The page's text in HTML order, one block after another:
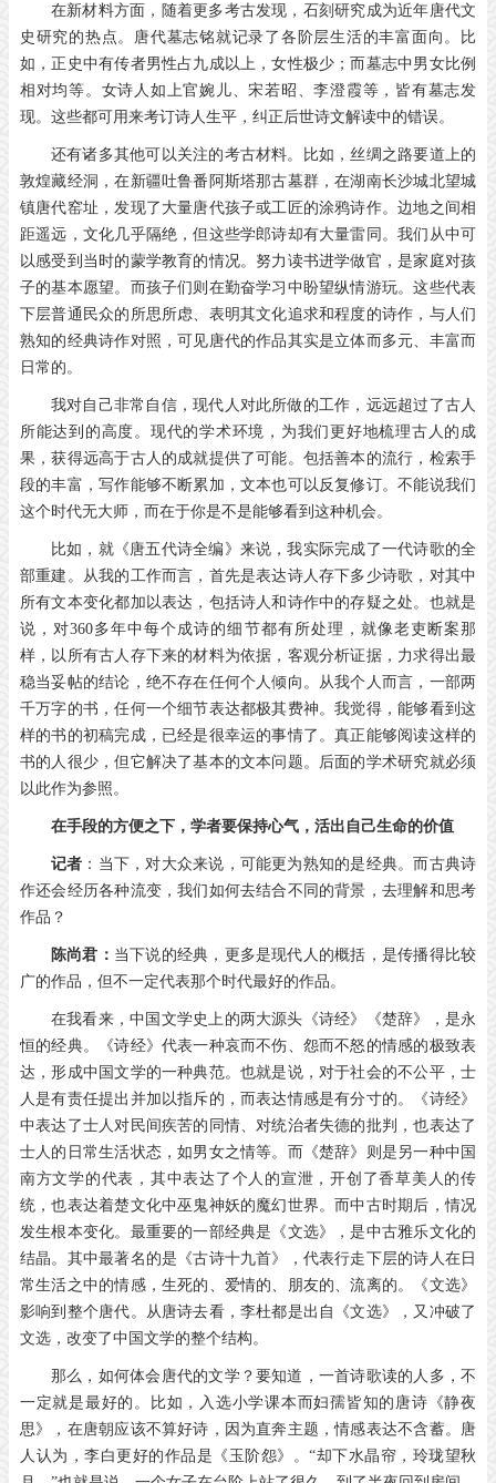
在新材料方面，随着更多考古发现，石刻研究成为近年唐代文
史研究的热点。唐代墓志铭就记录了各阶层生活的丰富面向。比
如，正史中有传者男性占九成以上，女性极少；而墓志中男女比例
相对均等。女诗人如上官婉儿、宋若昭、李澄霞等，皆有墓志发
现。这些都可用来考订诗人生平，纠正后世诗文解读中的错误。
还有诸多其他可以关注的考古材料。比如，丝绸之路要道上的
敦煌藏经洞，在新疆吐鲁番阿斯塔那古墓群，在湖南长沙城北望城
镇唐代窑址，发现了大量唐代孩子或工匠的涂鸦诗作。边地之间相
距遥远，文化几乎隔绝，但这些学郎诗却有大量雷同。我们从中可
以感受到当时的蒙学教育的情况。努力读书进学做官，是家庭对孩
子的基本愿望。而孩子们则在勤奋学习中盼望纵情游玩。这些代表
下层普通民众的所思所虑、表明其文化追求和程度的诗作，与人们
熟知的经典诗作对照，可见唐代的作品其实是立体而多元、丰富而
日常的。
我对自己非常自信，现代人对此所做的工作，远远超过了古人
所能达到的高度。现代的学术环境，为我们更好地梳理古人的成
果，获得远高于古人的成就提供了可能。包括善本的流行，检索手
段的丰富，写作能够不断累加，文本也可以反复修订。不能说我们
这个时代无大师，而在于你是不是能够看到这种机会。
比如，就《唐五代诗全编》来说，我实际完成了一代诗歌的全
部重建。从我的工作而言，首先是表达诗人存下多少诗歌，对其中
所有文本变化都加以表达，包括诗人和诗作中的存疑之处。也就是
说，对360多年中每个成诗的细节都有所处理，就像老吏断案那
样，以所有古人存下来的材料为依据，客观分析证据，力求得出最
稳当妥帖的结论，绝不存在任何个人倾向。从我个人而言，一部两
千万字的书，任何一个细节表达都极其费神。我觉得，能够看到这
样的书的初稿完成，已经是很幸运的事情了。真正能够阅读这样的
书的人很少，但它解决了基本的文本问题。后面的学术研究就必须
以此作为参照。
在手段的方便之下，学者要保持心气，活出自己生命的价值
记者 ：当下，对大众来说，可能更为熟知的是经典。而古典诗
作还会经历各种流变，我们如何去结合不同的背景，去理解和思考
作品？
陈尚君： 当下说的经典，更多是现代人的概括，是传播得比较
广的作品，但不一定代表那个时代最好的作品。
在我看来，中国文学史上的两大源头《诗经》《楚辞》，是永
恒的经典。《诗经》代表一种哀而不伤、怨而不怒的情感的极致表
达，形成中国文学的一种典范。也就是说，对于社会的不公平，士
人是有责任提出并加以指斥的，而表达情感是有分寸的。《诗经》
中表达了士人对民间疾苦的同情、对统治者失德的批判，也表达了
士人的日常生活状态，如男女之情等。而《楚辞》则是另一种中国
南方文学的代表，其中表达了个人的宣泄，开创了香草美人的传
统，也表达着楚文化中巫鬼神妖的魔幻世界。而中古时期后，情况
发生根本变化。最重要的一部经典是《文选》，是中古雅乐文化的
结晶。其中最著名的是《古诗十九首》，代表行走下层的诗人在日
常生活之中的情感，生死的、爱情的、朋友的、流离的。《文选》
影响到整个唐代。从唐诗去看，李杜都是出自《文选》，又冲破了
文选，改变了中国文学的整个结构。
那么，如何体会唐代的文学？要知道，一首诗歌读的人多，不
一定就是最好的。比如，入选小学课本而妇孺皆知的唐诗《静夜
思》，在唐朝应该不算好诗，因为直奔主题，情感表达不含蓄。唐
人认为，李白更好的作品是《玉阶怨》。“却下水晶帘，玲珑望秋